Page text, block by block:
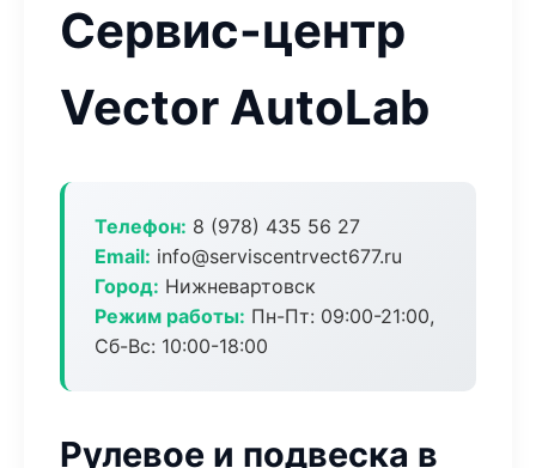
Сервис-центр
Vector AutoLab
Телефон: 8 (978) 435 56 27
Email: info@serviscentrvect677.ru
Город: Нижневартовск
Режим работы: Пн-Пт: 09:00-21:00,
Сб-Вс: 10:00-18:00
Рулевое и подвеска в